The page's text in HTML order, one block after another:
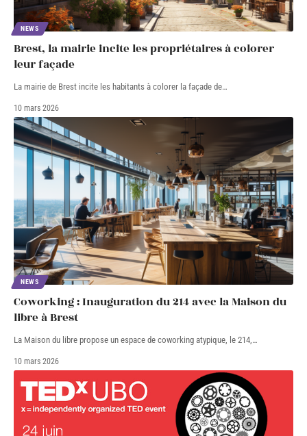
NEWS
Brest, la mairie incite les propriétaires à colorer
leur façade
La mairie de Brest incite les habitants à colorer la façade de…
10 mars 2026
NEWS
Coworking : Inauguration du 214 avec la Maison du
libre à Brest
La Maison du libre propose un espace de coworking atypique, le 214, …
10 mars 2026